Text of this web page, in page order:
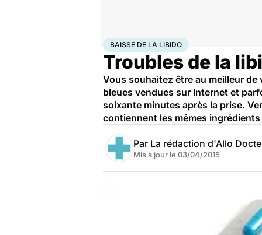
AccueilSanté Baisse de la libido
BAISSE DE LA LIBIDO
Troubles de la
Vous souhaitez être au meilleur
bleues vendues sur Internet et
soixante minutes après la prise.
contiennent les mêmes
Par La rédaction d'Allo
Mis à jour le 03/04/2015